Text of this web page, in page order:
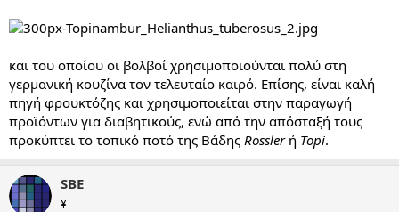
και του οποίου οι βολβοί χρησιμοποιούνται πολύ στη
γερμανική κουζίνα τον τελευταίο καιρό. Επίσης, είναι καλή
πηγή φρουκτόζης και χρησιμοποιείται στην παραγωγή
προϊόντων για διαβητικούς, ενώ από την απόσταξή τους
προκύπτει το τοπικό ποτό της Βάδης Rosslerή Topi.
SBE
¥